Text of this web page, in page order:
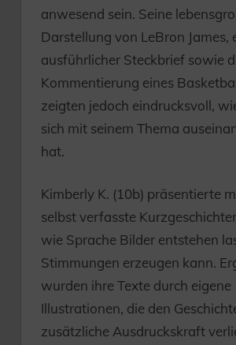
anwesend sein. Seine
Darstellung von LeBron James,
ausführlicher Steckbrief sowie
Kommentierung eines
zeigten jedoch eindrucksvoll,
sich mit seinem Thema
hat.
Kimberly K. (10b) präsentierte
selbst verfasste
wie Sprache Bilder entstehen
Stimmungen erzeugen kann.
wurden ihre Texte durch eigene
Illustrationen, die den
zusätzliche Ausdruckskraft